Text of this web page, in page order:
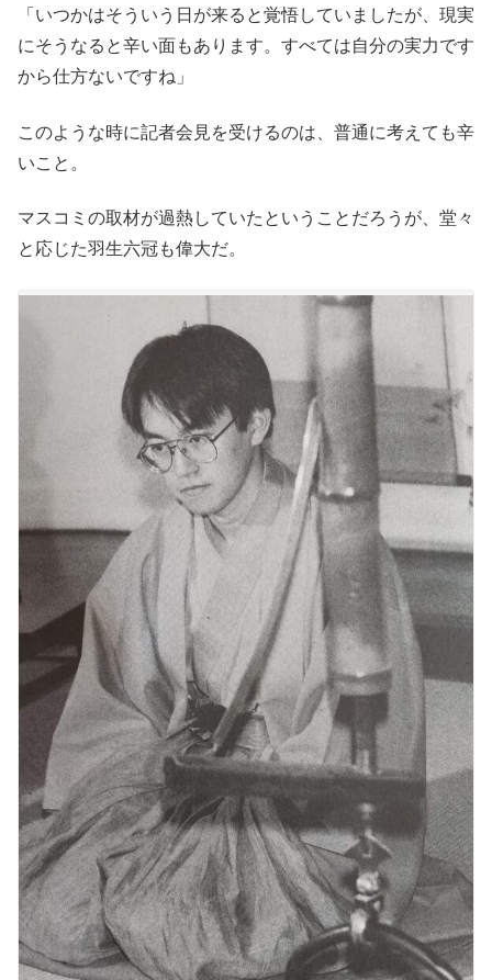
「いつかはそういう日が来ると覚悟していましたが、現実
にそうなると辛い面もあります。すべては自分の実力です
から仕方ないですね」
このような時に記者会見を受けるのは、普通に考えても辛
いこと。
マスコミの取材が過熱していたということだろうが、堂々
と応じた羽生六冠も偉大だ。